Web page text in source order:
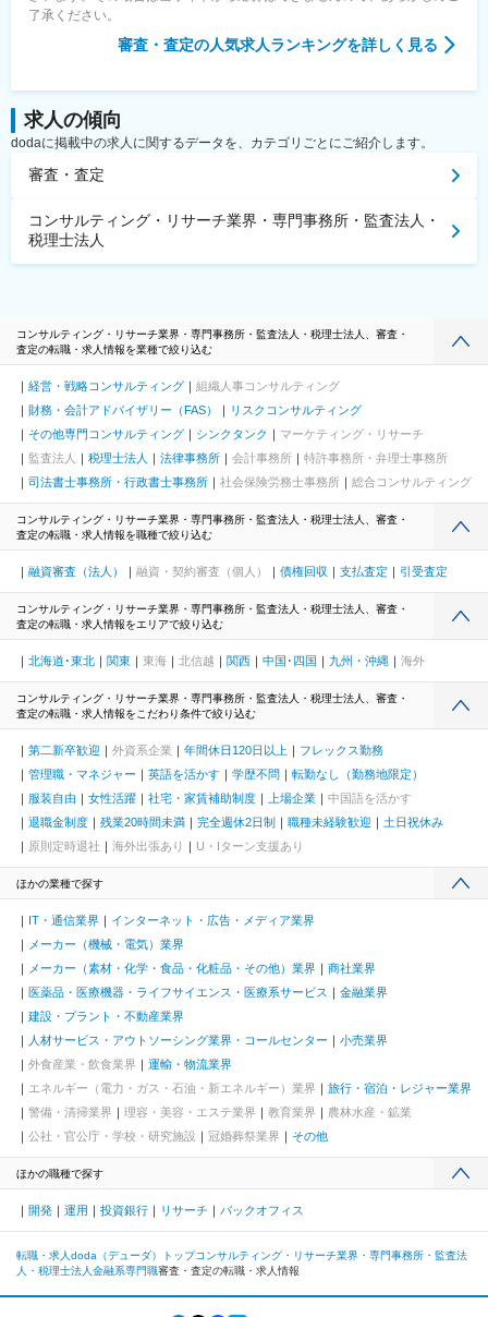
了承ください。
審査・査定の人気求人ランキングを詳しく見る
求人の傾向
dodaに掲載中の求人に関するデータを、カテゴリごとにご紹介します。
審査・査定
コンサルティング・リサーチ業界・専門事務所・監査法人・
税理士法人
コンサルティング・リサーチ業界・専門事務所・監査法人・税理士法人、審査・
査定の転職・求人情報を業種で絞り込む
経営・戦略コンサルティング
組織人事コンサルティング
財務・会計アドバイザリー（FAS）
リスクコンサルティング
その他専門コンサルティング
シンクタンク
マーケティング・リサーチ
監査法人
税理士法人 法律事務所 会計事務所
特許事務所・弁理士事務所
司法書士事務所・行政書士事務所
社会保険労務士事務所 総合コンサルティング
コンサルティング・リサーチ業界・専門事務所・監査法人・税理士法人、審査・
査定の転職・求人情報を職種で絞り込む
融資審査（法人） 融資・契約審査（個人） 債権回収 支払査定 引受査定
コンサルティング・リサーチ業界・専門事務所・監査法人・税理士法人、審査・
査定の転職・求人情報をエリアで絞り込む
北海道･東北 関東 東海 北信越 関西 中国･四国 九州・沖縄 海外
コンサルティング・リサーチ業界・専門事務所・監査法人・税理士法人、審査・
査定の転職・求人情報をこだわり条件で絞り込む
第二新卒歓迎 外資系企業 年間休日120日以上
フレックス勤務
管理職・マネジャー
英語を活かす 学歴不問
転勤なし（勤務地限定）
服装自由
女性活躍 社宅・家賃補助制度 上場企業
中国語を活かす
退職金制度
残業20時間未満 完全週休2日制 職種未経験歓迎
土日祝休み
原則定時退社
海外出張あり U・Iターン支援あり
ほかの業種で探す
IT・通信業界
インターネット・広告・メディア業界
メーカー（機械・電気）業界
メーカー（素材・化学・食品・化粧品・その他）業界
商社業界
医薬品・医療機器・ライフサイエンス・医療系サービス
金融業界
建設・プラント・不動産業界
人材サービス・アウトソーシング業界・コールセンター
小売業界
外食産業・飲食業界
運輸・物流業界
エネルギー（電力・ガス・石油・新エネルギー）業界
旅行・宿泊・レジャー業界
警備・清掃業界
理容・美容・エステ業界 教育業界
農林水産・鉱業
公社・官公庁・学校・研究施設
冠婚葬祭業界 その他
ほかの職種で探す
開発 運用 投資銀行 リサーチ バックオフィス
転職・求人doda（デューダ）トップコンサルティング・リサーチ業界・専門事務所・監査法
人・税理士法人 金融系専門職審査・査定の転職・求人情報